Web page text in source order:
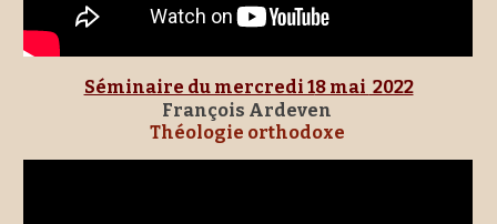
Séminaire du mercredi 18 mai 2022
François Ardeven
Théologie orthodoxe